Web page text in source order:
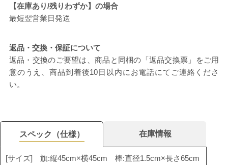
【在庫あり/残りわずか】の場合
最短翌営業日発送
返品・交換・保証について
返品・交換のご要望は、商品と同梱の「返品交換票」をご用
意のうえ、商品到着後10日以内にお電話にてご連絡くださ
い。
スペック（仕様） 在庫情報
[サイズ] 旗:縦45cm×横45cm 棒:直径1.5cm×長さ65cm